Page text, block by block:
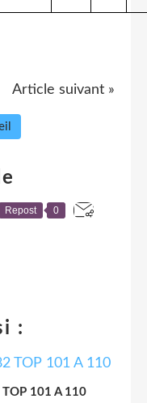
Article suivant »
Repost 0
:
TOP 101 A 110